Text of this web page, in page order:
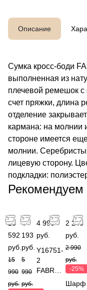
Описание
Сумка кросс-боди
выполненная из
плечевой ремешок с
счет пряжки, длина
отделение
кармана: на молнии
стороне имеется
молнии.
лицевую сторону.
подкладки:
Рекомендуем
13
592
руб.
15
990
руб.
4
193
руб.
5
990
руб.
4 990
руб.
Y16751-
2
FABRET
2 243
руб.
2 990
руб.
-25%
Шарф